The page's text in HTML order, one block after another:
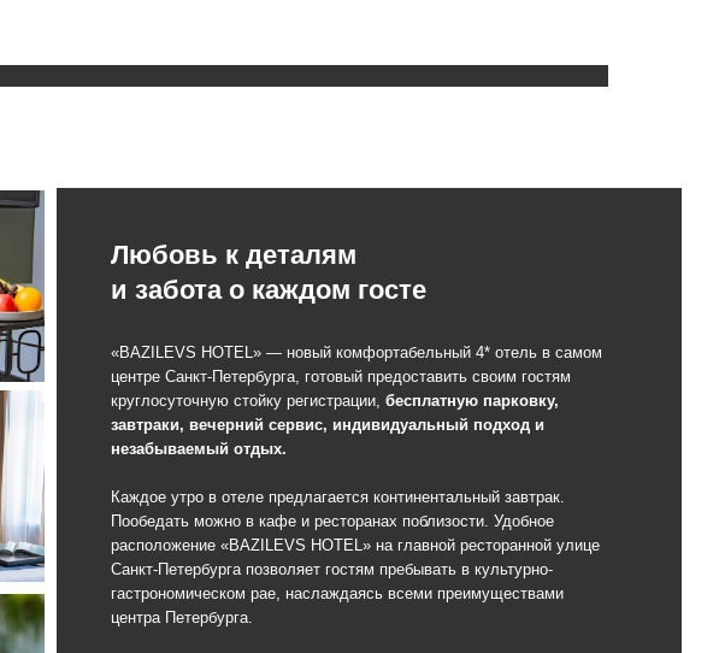
и забота о каждом госте
центре Санкт-Петербурга, готовый предоставить своим гостям
круглосуточную стойку регистрации,
бесплатную парковку,
завтраки, вечерний сервис, индивидуальный подход и
незабываемый отдых.
Каждое утро в отеле предлагается континентальный завтрак.
Пообедать можно в кафе и ресторанах поблизости. Удобное
расположение «BAZILEVS HOTEL» на главной ресторанной улице
Санкт-Петербурга позволяет гостям пребывать в культурно-
гастрономическом рае, наслаждаясь всеми преимуществами
центра Петербурга.
Больше о сервисе >